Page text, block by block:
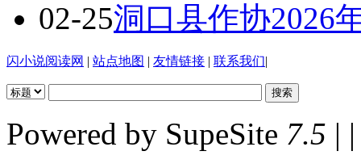
02-25洞口县作协2026
闪小说阅读网 | 站点地图 | 友情链接 | 联系我们|
Powered by SupeSite 7.5 | |